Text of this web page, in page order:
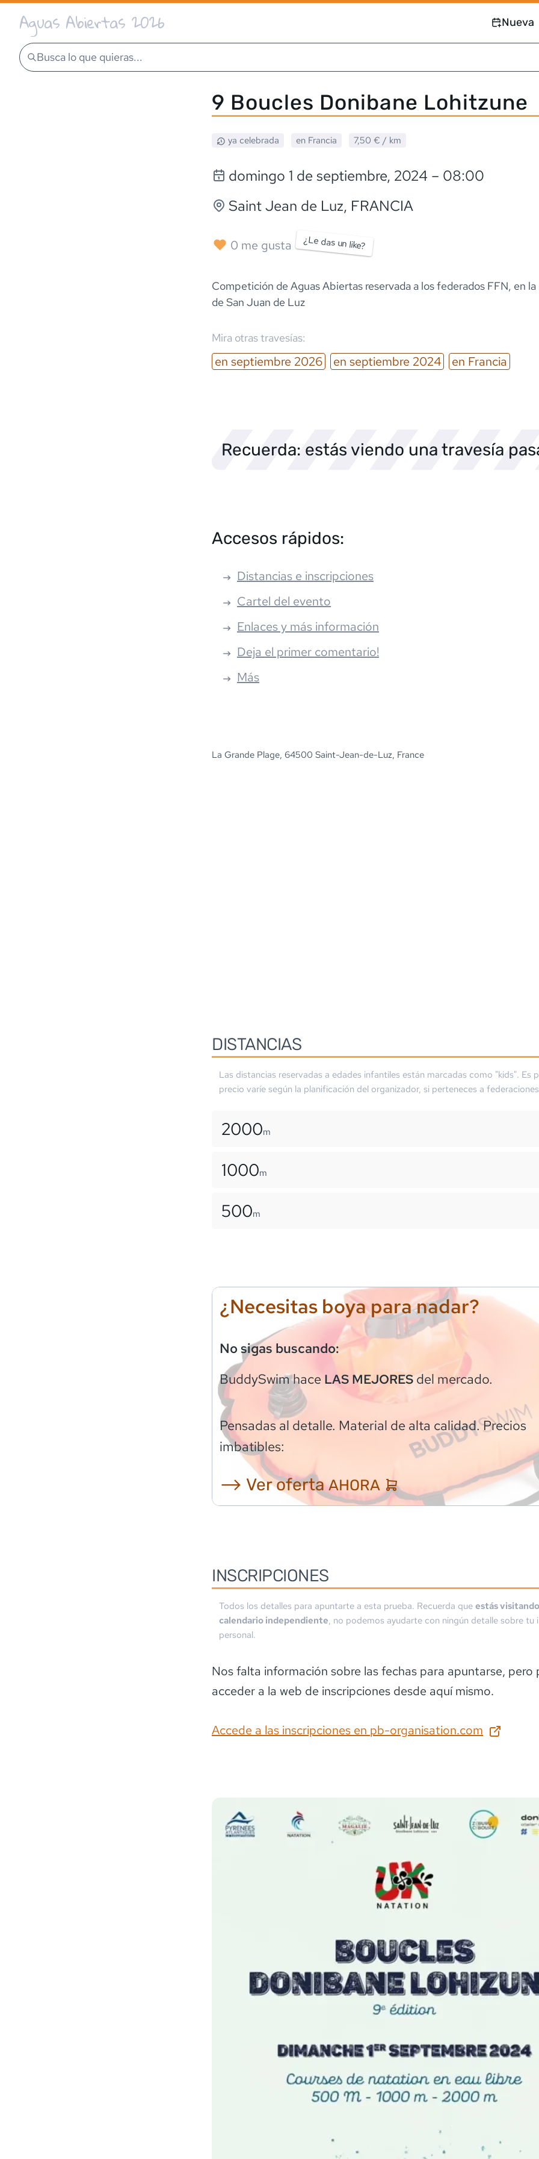
Aguas Abiertas 2026 Nueva
Busca lo que quieras...
9 Boucles Donibane Lohitzune
ya celebrada en Francia 7,50 € / km
domingo 1 de septiembre, 2024 – 08:00
Saint Jean de Luz, FRANCIA
0 me gusta ¿Le das un like?
Competición de Aguas Abiertas reservada a los federados FFN, en la
de San Juan de Luz
Mira otras travesías:
en septiembre 2026 en septiembre 2024 en Francia
Recuerda: estás viendo una travesía
Accesos rápidos:
Distancias e inscripciones
Cartel del evento
Enlaces y más información
Deja el primer comentario!
Más
La Grande Plage, 64500 Saint-Jean-de-Luz, France
DISTANCIAS
Las distancias reservadas a edades infantiles están marcadas como "kids". Es
precio varíe según la planificación del organizador, si perteneces a
2000m
1000m
500m
¿Necesitas boya para nadar?
No sigas buscando:
BuddySwimhaceLAS MEJORESdel mercado.
Pensadas al detalle. Material de alta calidad. Precios
imbatibles:
⟶ Ver ofertaAHORA
INSCRIPCIONES
Todos los detalles para apuntarte a esta prueba. Recuerda que estás
calendario independiente, no podemos ayudarte con ningún detalle sobre tu
personal.
Nos falta información sobre las fechas para apuntarse, pero
acceder a la web de inscripciones desde aquí mismo.
Accede a las inscripciones en pb-organisation.com